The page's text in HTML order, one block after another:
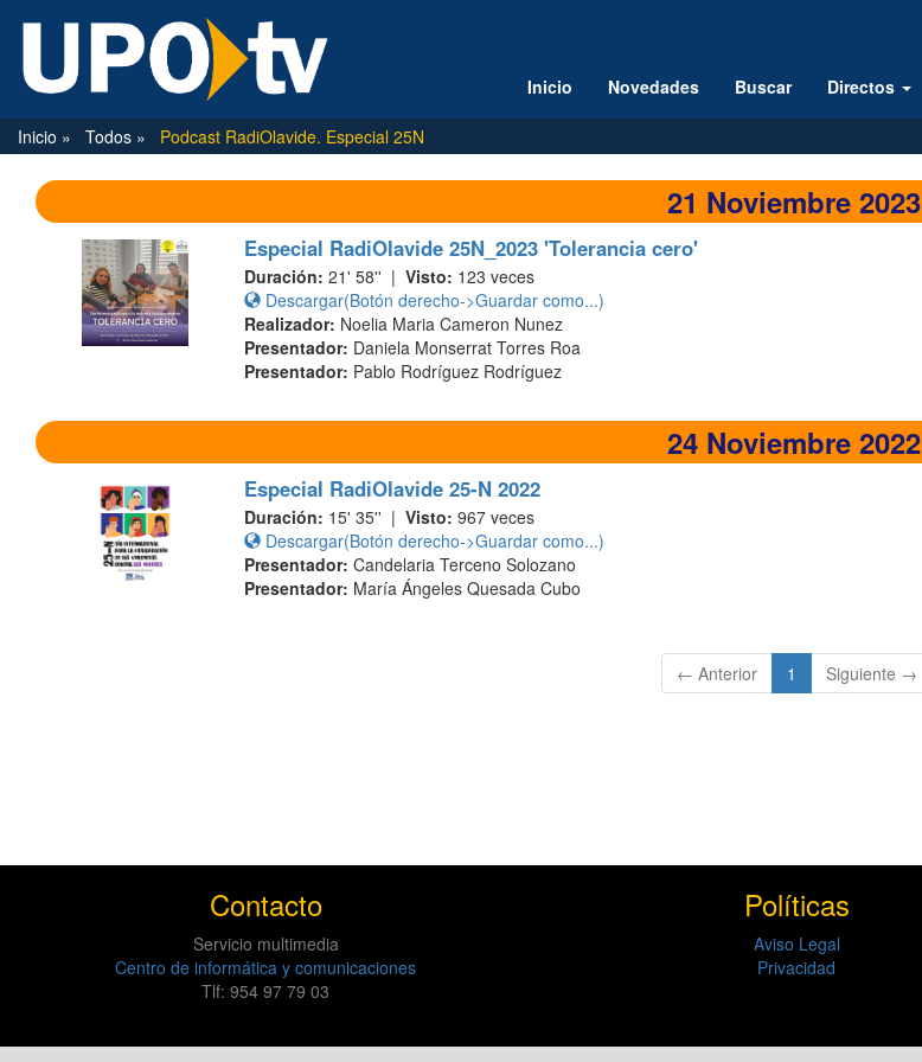
Inicio Novedades Buscar Directos
Inicio Todos Podcast RadiOlavide. Especial 25N
21 Noviembre 2023
Especial RadiOlavide 25N_2023 'Tolerancia cero'
Duración: 21' 58'' | Visto: 123 veces
Descargar(Botón derecho->Guardar como...)
Realizador: Noelia Maria Cameron Nunez
Presentador: Daniela Monserrat Torres Roa
Presentador: Pablo Rodríguez Rodríguez
24 Noviembre 2022
Especial RadiOlavide 25-N 2022
Duración: 15' 35'' | Visto: 967 veces
Descargar(Botón derecho->Guardar como...)
Presentador: Candelaria Terceno Solozano
Presentador: María Ángeles Quesada Cubo
← Anterior 1 (current)
Siguiente →
Contacto
Servicio multimedia
Centro de informática y comunicaciones
Tlf: 954 97 79 03
Políticas
Aviso Legal
Privacidad